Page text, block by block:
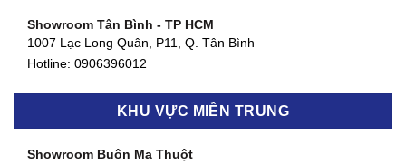
Showroom Tân Bình - TP HCM
1007 Lạc Long Quân, P11, Q. Tân Bình
Hotline: 0906396012
Showroom Biên Hòa - Đồng Nai
KHU VỰC MIỀN TRUNG
Showroom Buôn Ma Thuột